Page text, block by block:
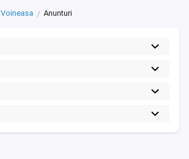
Voineasa Anunturi